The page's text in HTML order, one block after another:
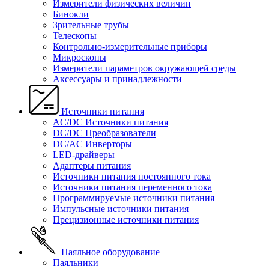
Измерители физических величин
Бинокли
Зрительные трубы
Телескопы
Контрольно-измерительные приборы
Микроскопы
Измерители параметров окружающей среды
Аксессуары и принадлежности
Источники питания
AC/DC Источники питания
DC/DC Преобразователи
DC/AC Инверторы
LED-драйверы
Адаптеры питания
Источники питания постоянного тока
Источники питания переменного тока
Программируемые источники питания
Импульсные источники питания
Прецизионные источники питания
Паяльное оборудование
Паяльники